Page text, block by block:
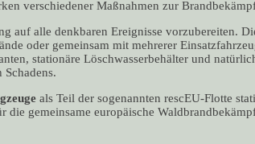
verschiedener Maßnahmen zur
auf alle denkbaren Ereignisse vorzubereiten.
oder gemeinsam mit mehrerer
stationäre Löschwasserbehälter und
als Teil der sogenannten rescEU-Flotte
gemeinsame europäische